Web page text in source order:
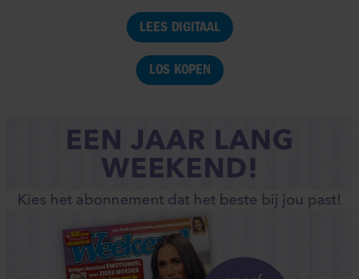
LEES DIGITAAL
LOS KOPEN